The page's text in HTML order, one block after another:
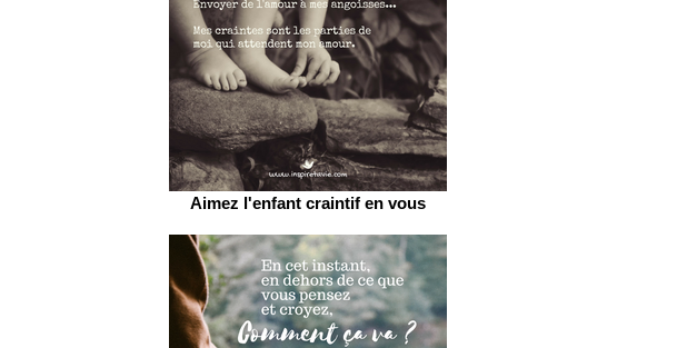
Aimez l'enfant craintif en vous